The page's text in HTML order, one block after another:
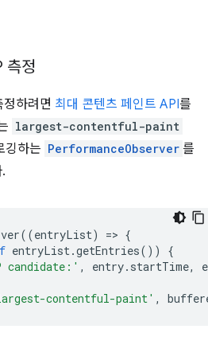
측정
하려면 최대 콘텐츠 페인트 API를
largest-contentful-paint
깅하는 PerformanceObserver 를
((entryList) => {
entryList.getEntries())
{
candidate:' , entry. startTime,
contentful-paint' ,